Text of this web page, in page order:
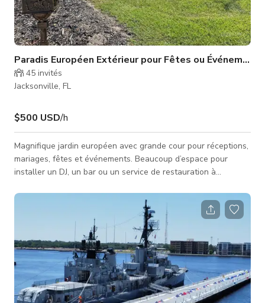
Paradis Européen Extérieur pour Fêtes ou Événements
45 invités
Jacksonville, FL
$500 USD/h
Magnifique jardin européen avec grande cour pour réceptions,
mariages, fêtes et événements. Beaucoup d’espace pour
installer un DJ, un bar ou un service de restauration à
Comprend l’accès à la maison et à la propriété. Belle salle de
bain intérieure au rez-de-chaussée accessible. Entrée latérale
disponible. Peut facilement accueillir 15-20 voitures avec le
stationnement dans la rue et sur la propriété lat�